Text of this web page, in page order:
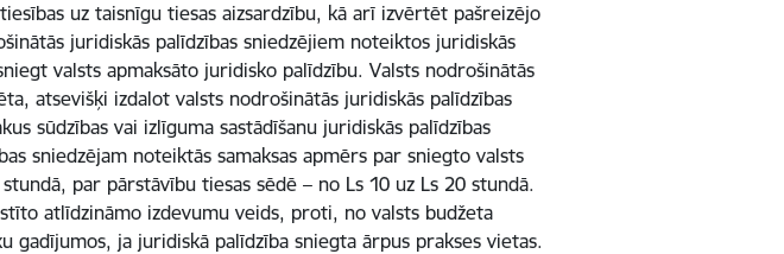
uz taisnīgu tiesas aizsardzību, kā arī izvērtēt pašreizējo
juridiskās palīdzības sniedzējiem noteiktos juridiskās
valsts apmaksāto juridisko palīdzību. Valsts nodrošinātās
atsevišķi izdalot valsts nodrošinātās juridiskās palīdzības
sūdzības vai izlīguma sastādīšanu juridiskās palīdzības
sniedzējam noteiktās samaksas apmērs par sniegto valsts
par pārstāvību tiesas sēdē – no Ls 10 uz Ls 20 stundā.
atlīdzināmo izdevumu veids, proti, no valsts budžeta
gadījumos, ja juridiskā palīdzība sniegta ārpus prakses vietas.